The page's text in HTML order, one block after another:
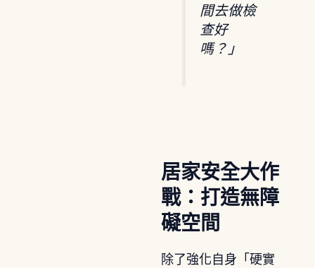
間去做檢
查好
嗎？」
居家安全大作
戰：打造無障
礙空間
除了強化自身「硬實